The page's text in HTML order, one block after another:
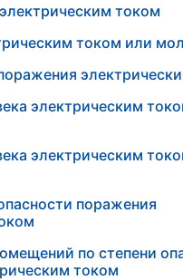
током
током или
электрическим
электрическим
поражения
по степени
током